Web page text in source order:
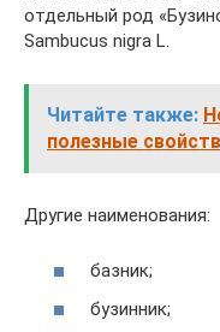
отдельный род
Sambucus nigra L.
Читайте также:
полезные
Другие наименования:
базник;
бузинник;